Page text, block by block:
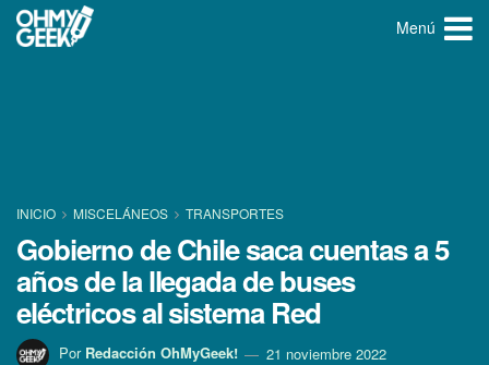
Menú
INICIO MISCELÁNEOS TRANSPORTES
Gobierno de Chile saca cuentas a 5
años de la llegada de buses
eléctricos al sistema Red
Por Redacción OhMyGeek! 21 noviembre 2022